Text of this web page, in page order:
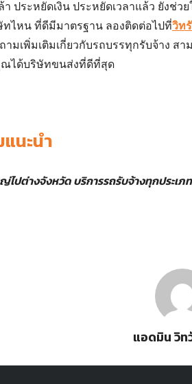
า ประหยัดเงิน ประหยัดเวลาแล้ว ยังช่
ทไหน ที่ดีมีมาตรฐาน ลองติดต่อไปที่วิท
มเพิ่มเติมเกี่ยวกับรถบรรทุกรับจ้าง สา
ณได้บริษัทขนส่งที่ดีที่สุด
นะนำ
ไปต่างจังหวัด บริการรถรับจ้างทุกประเภ
แอดมิน วิ